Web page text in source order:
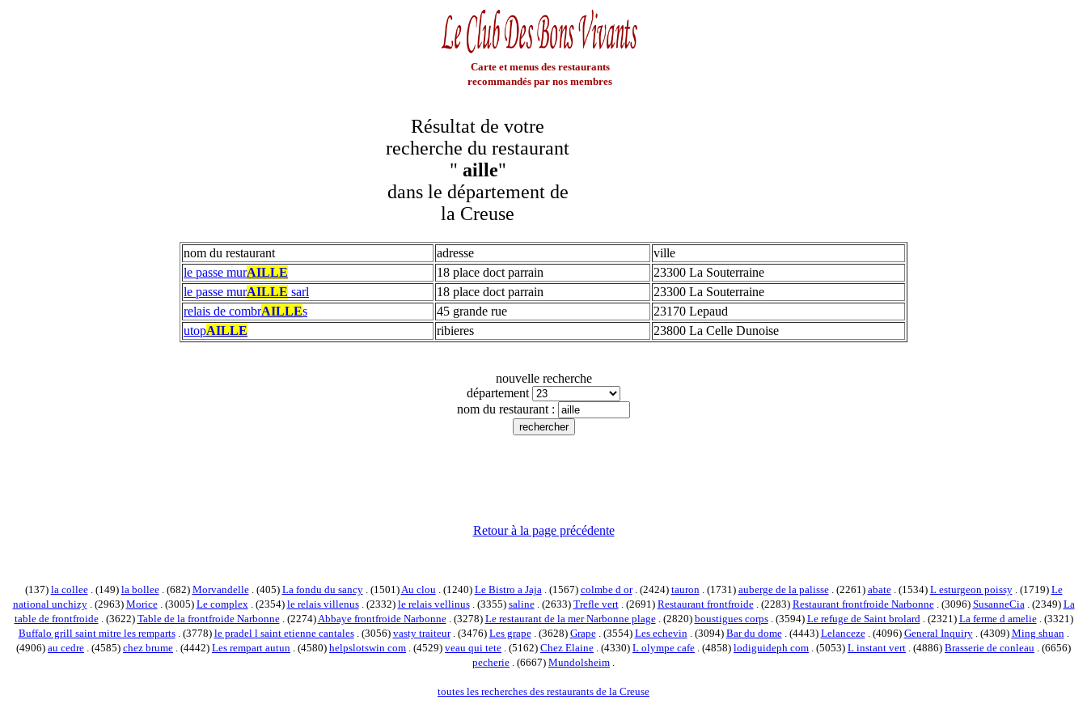
Carte et menus des restaurants
recommandés par nos membres
Résultat de votre
recherche du restaurant
" aille"
dans le département de
la Creuse
nom du restaurant adresse
ville
le passe murAILLE 18 place doct parrain
23300 La Souterraine
le passe murAILLE sarl 18 place doct parrain
23300 La Souterraine
relais de combrAILLEs 45 grande rue
23170 Lepaud
utopAILLE ribieres 23800 La Celle Dunoise
nouvelle recherche
département
nom du restaurant :
Retour à la page précédente
(137) la collee. (149) la bollee. (682) Morvandelle. (405) La fondu du sancy. (1501)Au clou. (1240) Le Bistro a Jaja. (1567) colmbe d or. (2424) tauron. (1731) auberge de la palisse. (2261) abate. (1534) L esturgeon poissy. (1719) Le
national unchizy. (2963) Morice. (3005) Le complex. (2354) le relais villenus. (2332) le relais vellinus. (3355) saline. (2633) Trefle vert. (2691) Restaurant frontfroide. (2283) Restaurant frontfroide Narbonne. (3096) SusanneCia. (2349) La
table de frontfroide. (3622) Table de la frontfroide Narbonne. (2274)Abbaye frontfroide Narbonne. (3278) Le restaurant de la mer Narbonne plage. (2820) boustigues corps. (3594) Le refuge de Saint brolard. (2321) La ferme d amelie. (3321)
Buffalo grill saint mitre les remparts. (3778) le pradel l saint etienne cantales. (3056) vasty traiteur. (3476) Les grape. (3628) Grape. (3554) Les echevin. (3094) Bar du dome. (4443) Lelanceze. (4096) General Inquiry. (4309) Ming shuan.
(4906) au cedre . (4585) chez brume . (4442) Les rempart autun . (4580) helpslotswin com . (4529) veau qui tete . (5162) Chez Elaine . (4330) L olympe cafe . (4858) lodiguideph com . (5053) L instant vert . (4886) Brasserie de conleau . (6656)
pecherie . (6667) Mundolsheim .
toutes les recherches des restaurants de la Creuse